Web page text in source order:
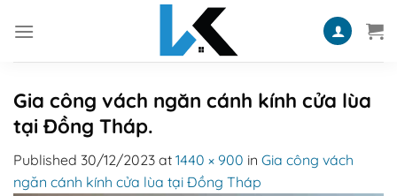
Gia công vách ngăn cánh kính cửa lùa
tại Đồng Tháp.
Published 30/12/2023 at 1440 × 900 in Gia công vách
ngăn cánh kính cửa lùa tại Đồng Tháp